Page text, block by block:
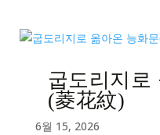
굽도리지로
(菱花紋)
6월 15, 2026